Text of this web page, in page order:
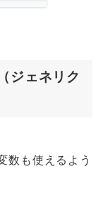
ジェネリク
数も使えるよう